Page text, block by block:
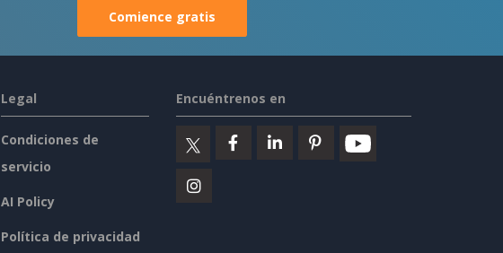
Comience gratis
Legal
Condiciones de
servicio
AI Policy
Política de privacidad
Encuéntrenos en